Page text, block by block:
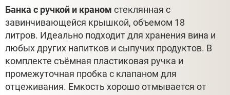
Банка с ручкой и краном стеклянная с
завинчивающейся крышкой, объемом 18
литров. Идеально подходит для хранения вина и
любых других напитков и сыпучих продуктов. В
комплекте съёмная пластиковая ручка и
промежуточная пробка с клапаном для
отцеживания. Емкость хорошо отмывается от